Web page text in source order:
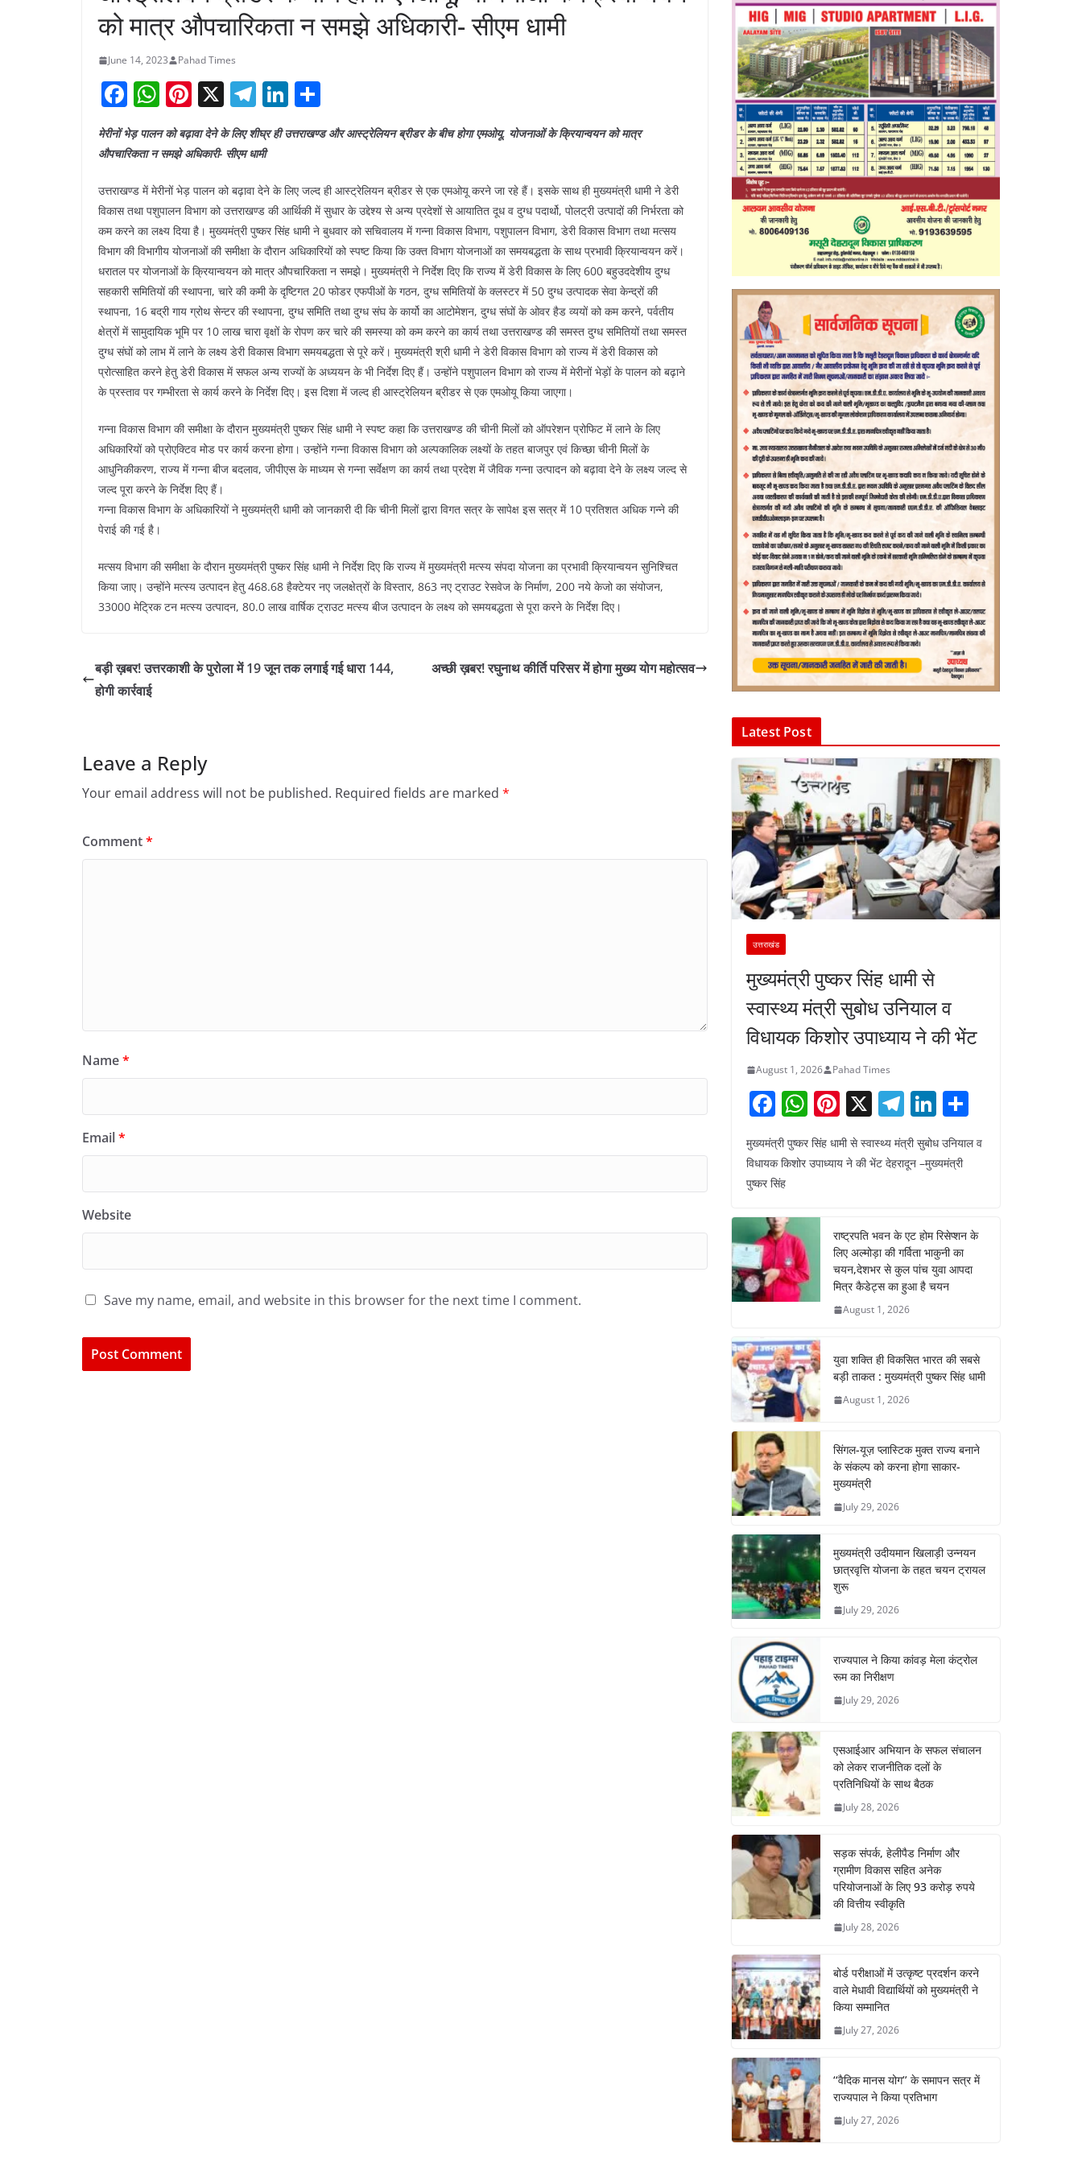
को मात्र औपचारिकता न समझे अधिकारी- सीएम धामी
June 14, 2023 Pahad Times
F
a
c
b
o
o
k
W
h
at
A
p
p
Pi
nt
er
st
X T
el
e
a
m
Li
k
dI
n
h
ar
मेरीनों भेड़ पालन को बढ़ावा देने के लिए शीघ्र ही उत्तराखण्ड और आस्ट्रेलियन ब्रीडर के बीच होगा एमओयू, योजनाओं के क्रियान्वयन को मात्र
औपचारिकता न समझे अधिकारी- सीएम धामी
उत्तराखण्ड में मेरीनों भेड़ पालन को बढ़ावा देने के लिए जल्द ही आस्ट्रेलियन ब्रीडर से एक एमओयू करने जा रहे हैं। इसके साथ ही मुख्यमंत्री धामी ने डेरी
विकास तथा पशुपालन विभाग को उत्तराखण्ड की आर्थिकी में सुधार के उद्देश्य से अन्य प्रदेशों से आयातित दूध व दुग्ध पदार्थो, पोलट्री उत्पादों की निर्भरता को
कम करने का लक्ष्य दिया है। मुख्यमंत्री पुष्कर सिंह धामी ने बुधवार को सचिवालय में गन्ना विकास विभाग, पशुपालन विभाग, डेरी विकास विभाग तथा मत्सय
विभाग की विभागीय योजनाओं की समीक्षा के दौरान अधिकारियों को स्पष्ट किया कि उक्त विभाग योजनाओं का समयबद्धता के साथ प्रभावी क्रियान्वयन करें।
धरातल पर योजनाओं के क्रियान्वयन को मात्र औपचारिकता न समझे। मुख्यमंत्री ने निर्देश दिए कि राज्य में डेरी विकास के लिए 600 बहुउददेशीय दुग्ध
सहकारी समितियों की स्थापना, चारे की कमी के दृष्टिगत 20 फोडर एफपीओं के गठन, दुग्ध समितियों के क्लस्टर में 50 दुग्ध उत्पादक सेवा केन्द्रों की
स्थापना, 16 बद्री गाय ग्रोथ सेन्टर की स्थापना, दुग्ध समिति तथा दुग्ध संघ के कार्यो का आटोमेशन, दुग्ध संघों के ओवर हैड व्ययों को कम करने, पर्वतीय
क्षेत्रों में सामुदायिक भूमि पर 10 लाख चारा वृक्षों के रोपण कर चारे की समस्या को कम करने का कार्य तथा उत्तराखण्ड की समस्त दुग्ध समितियों तथा समस्त
दुग्ध संघों को लाभ में लाने के लक्ष्य डेरी विकास विभाग समयबद्धता से पूरे करें। मुख्यमंत्री श्री धामी ने डेरी विकास विभाग को राज्य में डेरी विकास को
प्रोत्साहित करने हेतु डेरी विकास में सफल अन्य राज्यों के अध्ययन के भी निर्देश दिए हैं। उन्होंने पशुपालन विभाग को राज्य में मेरीनों भेड़ों के पालन को बढ़ाने
के प्रस्ताव पर गम्भीरता से कार्य करने के निर्देश दिए। इस दिशा में जल्द ही आस्ट्रेलियन ब्रीडर से एक एमओयू किया जाएगा।
गन्ना विकास विभाग की समीक्षा के दौरान मुख्यमंत्री पुष्कर सिंह धामी ने स्पष्ट कहा कि उत्तराखण्ड की चीनी मिलों को ऑपरेशन प्रोफिट में लाने के लिए
अधिकारियों को प्रोएक्टिव मोड पर कार्य करना होगा। उन्होंने गन्ना विकास विभाग को अल्पकालिक लक्ष्यों के तहत बाजपुर एवं किच्छा चीनी मिलों के
आधुनिकीकरण, राज्य में गन्ना बीज बदलाव, जीपीएस के माध्यम से गन्ना सर्वेक्षण का कार्य तथा प्रदेश में जैविक गन्ना उत्पादन को बढ़ावा देने के लक्ष्य जल्द से
जल्द पूरा करने के निर्देश दिए हैं।
गन्ना विकास विभाग के अधिकारियों ने मुख्यमंत्री धामी को जानकारी दी कि चीनी मिलों द्वारा विगत सत्र के सापेक्ष इस सत्र में 10 प्रतिशत अधिक गन्ने की
पेराई की गई है।
मत्सय विभाग की समीक्षा के दौरान मुख्यमंत्री पुष्कर सिंह धामी ने निर्देश दिए कि राज्य में मुख्यमंत्री मत्स्य संपदा योजना का प्रभावी क्रियान्वयन सुनिश्चित
किया जाए। उन्होंने मत्स्य उत्पादन हेतु 468.68 हैक्टेयर नए जलक्षेत्रों के विस्तार, 863 नए ट्राउट रेसवेज के निर्माण, 200 नये केजो का संयोजन,
33000 मेट्रिक टन मत्स्य उत्पादन, 80.0 लाख वार्षिक ट्राउट मत्स्य बीज उत्पादन के लक्ष्य को समयबद्धता से पूरा करने के निर्देश दिए।
बड़ी ख़बर! उत्तरकाशी के पुरोला में 19 जून तक लगाई गई धारा 144,
होगी कार्रवाई
अच्छी ख़बर! रघुनाथ कीर्ति परिसर में होगा मुख्य योग महोत्सव
Leave a Reply
Your email address will not be published. Required fields are marked *
Comment*
Name*
Email*
Website
Save my name, email, and website in this browser for the next time I comment.
Latest Post
उत्तराखंड
मुख्यमंत्री पुष्कर सिंह धामी से
स्वास्थ्य मंत्री सुबोध उनियाल व
विधायक किशोर उपाध्याय ने की भेंट
August 1, 2026 Pahad Times
F
a
c
e
o
o
k
W
h
at
p
Pi
nt
er
X T
el
e
gr
m
Li
n
k
n
ar
मुख्यमंत्री पुष्कर सिंह धामी से स्वास्थ्य मंत्री सुबोध उनियाल व
विधायक किशोर उपाध्याय ने की भेंट देहरादून –मुख्यमंत्री
पुष्कर सिंह
राष्ट्रपति भवन के एट होम रिसेप्शन के
लिए अल्मोड़ा की गर्विता भाकुनी का
चयन,देशभर से कुल पांच युवा आपदा
मित्र कैडेट्स का हुआ है चयन
August 1, 2026
युवा शक्ति ही विकसित भारत की सबसे
बड़ी ताकत : मुख्यमंत्री पुष्कर सिंह धामी
August 1, 2026
सिंगल-यूज़ प्लास्टिक मुक्त राज्य बनाने
के संकल्प को करना होगा साकार-
मुख्यमंत्री
July 29, 2026
मुख्यमंत्री उदीयमान खिलाड़ी उन्नयन
छात्रवृत्ति योजना के तहत चयन ट्रायल
शुरू
July 29, 2026
राज्यपाल ने किया कांवड़ मेला कंट्रोल
रूम का निरीक्षण
July 29, 2026
एसआईआर अभियान के सफल संचालन
को लेकर राजनीतिक दलों के
प्रतिनिधियों के साथ बैठक
July 28, 2026
सड़क संपर्क, हेलीपैड निर्माण और
ग्रामीण विकास सहित अनेक
परियोजनाओं के लिए 93 करोड़ रुपये
की वित्तीय स्वीकृति
July 28, 2026
बोर्ड परीक्षाओं में उत्कृष्ट प्रदर्शन करने
वाले मेधावी विद्यार्थियों को मुख्यमंत्री ने
किया सम्मानित
July 27, 2026
‘‘वैदिक मानस योग’’ के समापन सत्र में
राज्यपाल ने किया प्रतिभाग
July 27, 2026